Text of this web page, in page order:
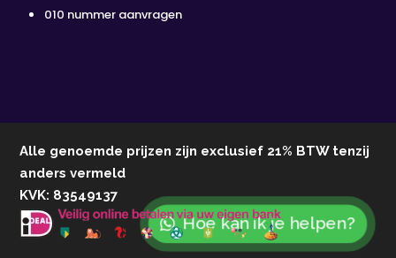
010 nummer aanvragen
Alle genoemde prijzen zijn exclusief 21% BTW tenzij
anders vermeld
Hoe kan ik je helpen?
KVK: 83549137